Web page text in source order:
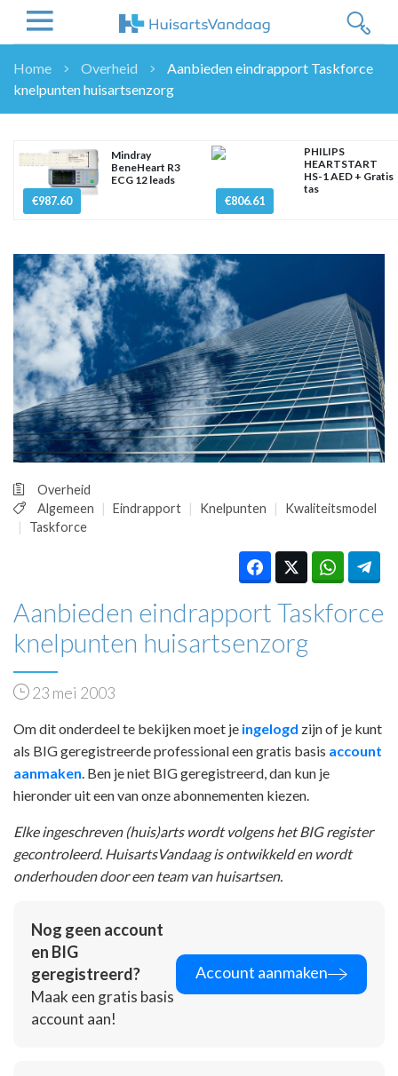
NIEUWS
OVERHEID
WETENSCHAP
ZORGVERZEKERAARS
NASCHOLINGEN
DOSSIER
ENQUÊTES
NHG
LHV
OPINIE
HUISARTSENPOST
PRAKTIJKZAKEN
TARIEVEN
MEDISCHE VAKHANDEL
INLOGGEN
Home Overheid
Aanbieden eindrapport Taskforce
knelpunten huisartsenzorg
€987.60
Mindray
BeneHeart R3
ECG 12 leads
€806.61
PHILIPS
HEARTSTART
HS-1 AED + Gratis
tas
Overheid
Algemeen
Eindrapport Knelpunten
Kwaliteitsmodel
Taskforce
Aanbieden eindrapport Taskforce
knelpunten huisartsenzorg
23 mei 2003
Om dit onderdeel te bekijken moet je ingelogd zijn of je kunt
als BIG geregistreerde professional een gratis basis account
aanmaken. Ben je niet BIG geregistreerd, dan kun je
hieronder uit een van onze abonnementen kiezen.
Elke ingeschreven (huis)arts wordt volgens het BIG register
gecontroleerd. HuisartsVandaag is ontwikkeld en wordt
onderhouden door een team van huisartsen.
Nog geen account
en BIG
geregistreerd?
Maak een gratis basis
account aan!
Account aanmaken